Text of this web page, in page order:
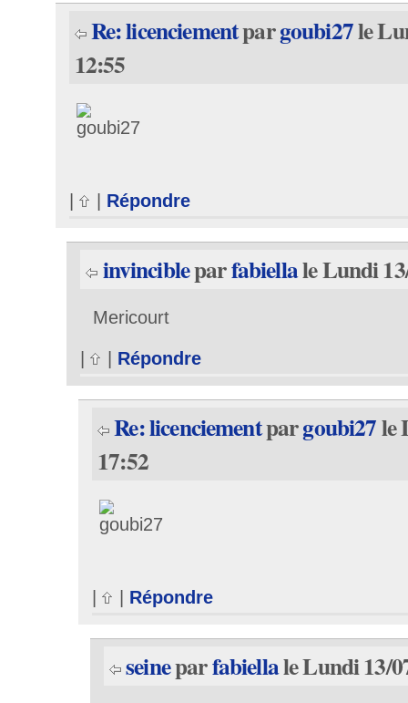
Re: licenciementpargoubi27le
12:55
| | Répondre
invincibleparfabiellale Lundi
Mericourt
| Répondre
Re: licenciementpargoubi27le
17:52
| Répondre
seineparfabiellale Lundi 13/